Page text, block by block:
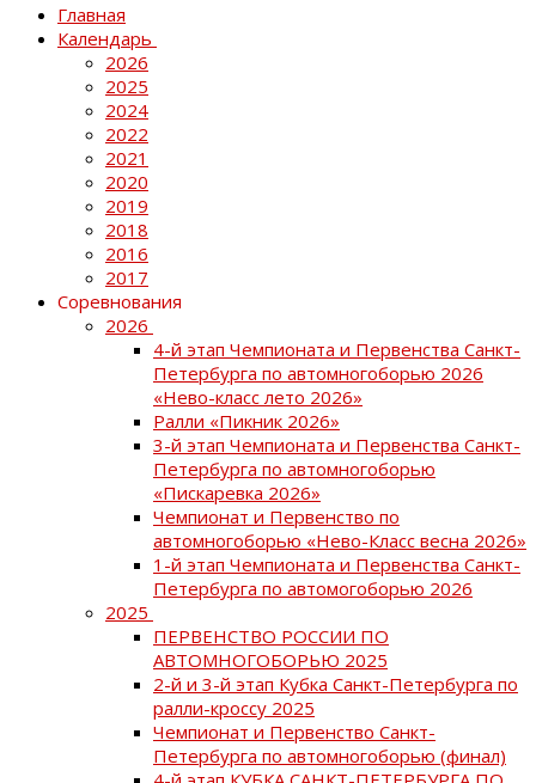
Главная
Календарь
2026
2025
2024
2022
2021
2020
2019
2018
2016
2017
Соревнования
2026
4-й этап Чемпионата и Первенства Санкт-
Петербурга по автомногоборью 2026
«Нево-класс лето 2026»
Ралли «Пикник 2026»
3-й этап Чемпионата и Первенства Санкт-
Петербурга по автомногоборью
«Пискаревка 2026»
Чемпионат и Первенство по
автомногоборью «Нево-Класс весна 2026»
1-й этап Чемпионата и Первенства Санкт-
Петербурга по автомогоборью 2026
2025
ПЕРВЕНСТВО РОССИИ ПО
АВТОМНОГОБОРЬЮ 2025
2-й и 3-й этап Кубка Санкт-Петербурга по
ралли-кроссу 2025
Чемпионат и Первенство Санкт-
Петербурга по автомногоборью (финал)